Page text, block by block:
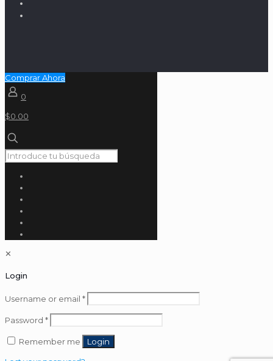
Comprar Ahora
0
$0.00
✕
Login
Username or email *
Password *
Remember me Login